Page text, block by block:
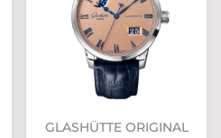
GLASHÜTTE ORIGINAL